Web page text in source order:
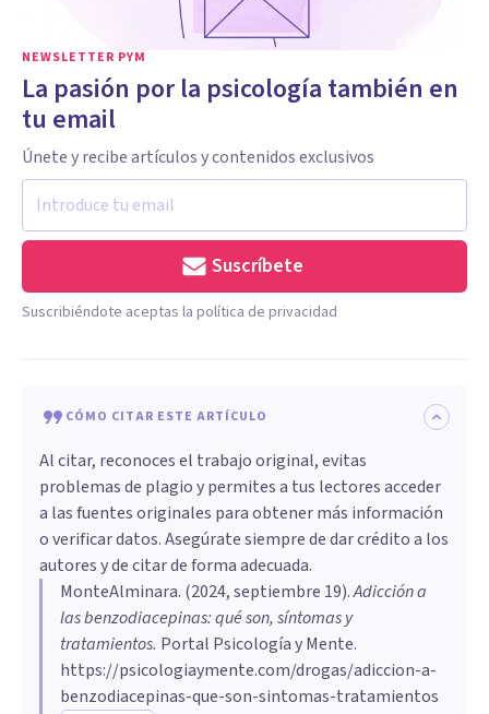
NEWSLETTER PYM
La pasión por la psicología también en
tu email
Únete y recibe artículos y contenidos exclusivos
Suscríbete
Suscribiéndote aceptas la política de privacidad
CÓMO CITAR ESTE ARTÍCULO
Al citar, reconoces el trabajo original, evitas
problemas de plagio y permites a tus lectores acceder
a las fuentes originales para obtener más información
o verificar datos. Asegúrate siempre de dar crédito a los
autores y de citar de forma adecuada.
MonteAlminara. (2024, septiembre 19).Adicción a
las benzodiacepinas: qué son, síntomas y
tratamientos. Portal Psicología y Mente.
https://psicologiaymente.com/drogas/adiccion-a-
benzodiacepinas-que-son-sintomas-tratamientos